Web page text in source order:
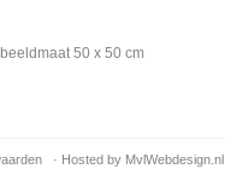
50 x 50 cm
· Hosted by MvlWebdesign.nl